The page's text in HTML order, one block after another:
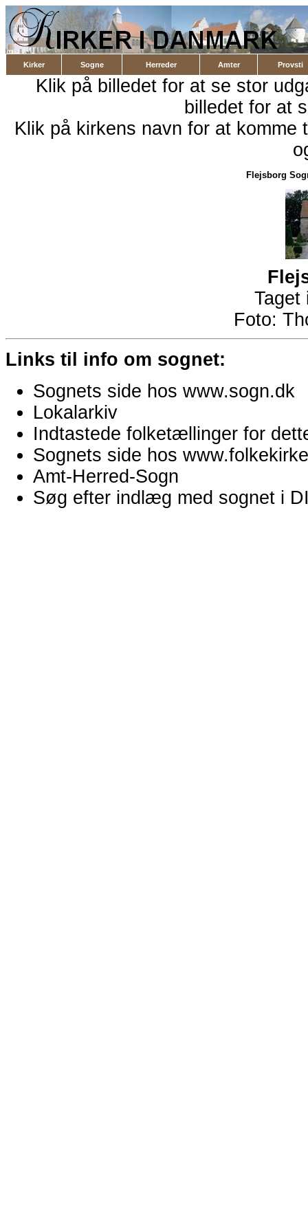
Kirker Sogne Herreder Amter Provsti
Klik på billedet for at se stor
billedet for at
Klik på kirkens navn for at
Flejsborg
Taget
Foto:
Links til info om sognet:
Sognets side hos www.sogn.dk
Lokalarkiv
Indtastede folketællinger for
Sognets side hos
Amt-Herred-Sogn
Søg efter indlæg med sognet i